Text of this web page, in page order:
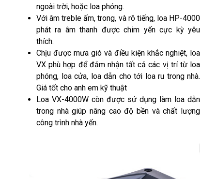
ngoài trời, hoặc loa phóng.
Với âm treble ấm, trong, và rõ tiếng, loa HP-4000
phát ra âm thanh được chim yến cực kỳ yêu
thích.
Chịu được mưa gió và điều kiện khắc nghiệt, loa
VX phù hợp để đảm nhận tất cả các vị trí từ loa
phóng, loa cửa, loa dẫn cho tới loa ru trong nhà.
Giá tốt cho anh em kỹ thuật
Loa VX-4000W còn được sử dụng làm loa dẫn
trong nhà giúp nâng cao độ bền và chất lượng
công trình nhà yến.